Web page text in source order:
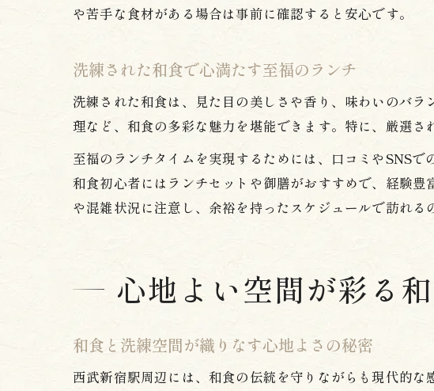
や苦手な食材がある場合は事前に確認すると安心です。
洗練された和食で心満たす至福のランチ
洗練された和食は、見た目の美しさや香り、味わいのバ
理など、和食の多彩な魅力を堪能できます。特に、厳選
至福のランチタイムを実現するためには、口コミやSNS
和食初心者にはランチセットや御膳がおすすめで、経験
や混雑状況に注意し、余裕を持ったスケジュールで訪れる
心地よい空間が彩る
和食と洗練空間が織りなす心地よさの秘密
西武新宿駅周辺には、和食の伝統を守りながらも現代的